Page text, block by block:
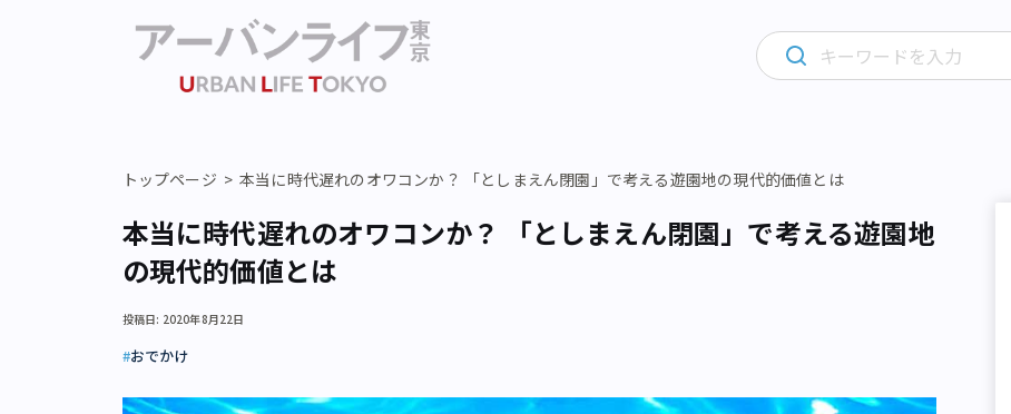
トップページ 本当に時代遅れのオワコンか？ 「としまえん閉園」で考える遊園地の現代的価値とは
本当に時代遅れのオワコンか？ 「としまえん閉園」で考える遊園地
の現代的価値とは
投稿日: 2020年8月22日
おでかけ